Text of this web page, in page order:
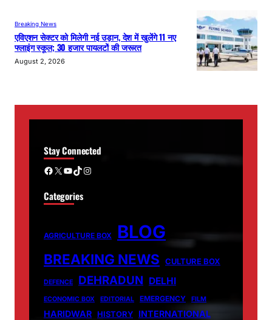
Breaking News
एविएशन सेक्टर को मिलेगी नई उड़ान, देश में खुलेंगे 11 नए
फ्लाइंग स्कूल; 30 हजार पायलटों की जरूरत
August 2, 2026
Stay Connected
Facebook X YouTube TikTok Instagram
Categories
AGRICULTURE BOX BLOG
BREAKING NEWS CULTURE BOX
DEFENCE DEHRADUN DELHI
ECONOMIC BOX EDITORIAL EMERGENCY FILM
HARIDWAR HISTORY INTERNATIONAL